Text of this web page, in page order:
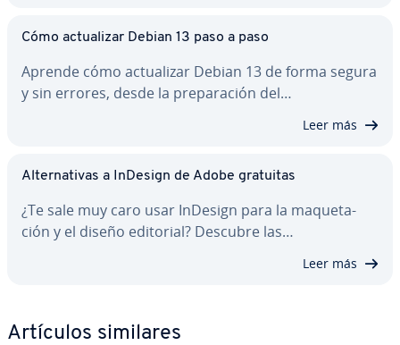
Cómo ac­tua­li­zar Debian 13 paso a paso
Aprende cómo ac­tua­li­zar Debian 13 de forma segura
y sin errores, desde la pre­pa­ra­ción del…
Leer más
Al­te­r­na­ti­vas a InDesign de Adobe gratuitas
¿Te sale muy caro usar InDesign para la ma­que­ta­
ción y el diseño editorial? Descubre las…
Leer más
Artículos similares